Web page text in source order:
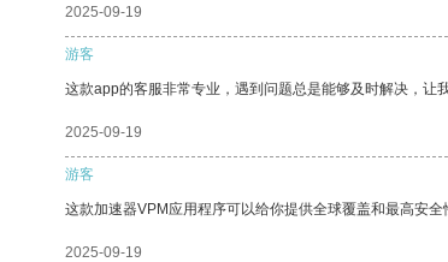
2025-09-19
游客
这款app的客服非常专业，遇到问题总是能够及时解决，让
2025-09-19
游客
这款加速器VPM应用程序可以给你提供全球覆盖和最高安全
2025-09-19